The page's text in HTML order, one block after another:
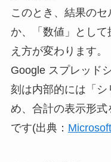
このとき、結果の
か、「数値」とし
え方が変わります。
Google スプレッド
刻は内部的には「
め、合計の表示形
です(出典：